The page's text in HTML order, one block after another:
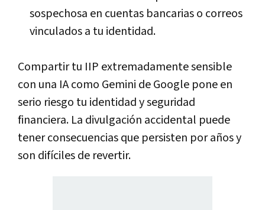
sospechosa en cuentas bancarias o correos
vinculados a tu identidad.
Compartir tu IIP extremadamente sensible
con una IA como Gemini de Google pone en
serio riesgo tu identidad y seguridad
financiera. La divulgación accidental puede
tener consecuencias que persisten por años y
son difíciles de revertir.